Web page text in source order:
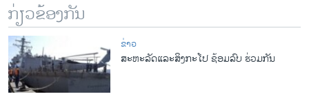
ວີດີໂອ
ສຽງ
ລາຍການກະຈາຍສຽງ
ລາຍງານ
ຕິດຕາມພວກເຮົາ ທີ່
ກ່ຽວຂ້ອງກັນ
ຂ່າວ
ສະຫະລັດ​ແລະສິງກະໂປ ຊ້ອມລົບ ຮ່ວມກັນ